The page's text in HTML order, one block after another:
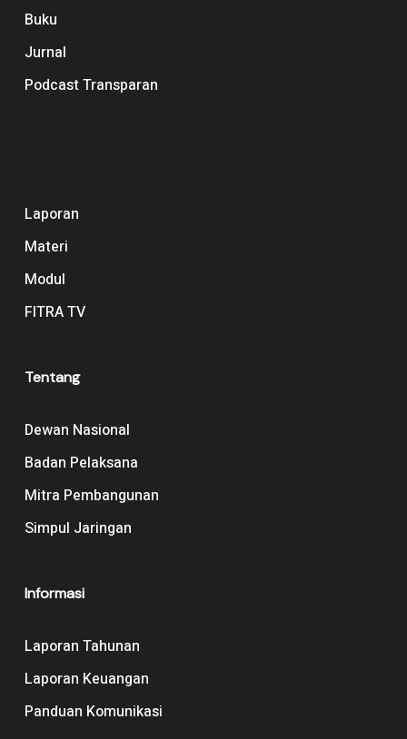
Buku
Jurnal
Podcast Transparan
Laporan
Materi
Modul
FITRA TV
Tentang
Dewan Nasional
Badan Pelaksana
Mitra Pembangunan
Simpul Jaringan
Informasi
Laporan Tahunan
Laporan Keuangan
Panduan Komunikasi